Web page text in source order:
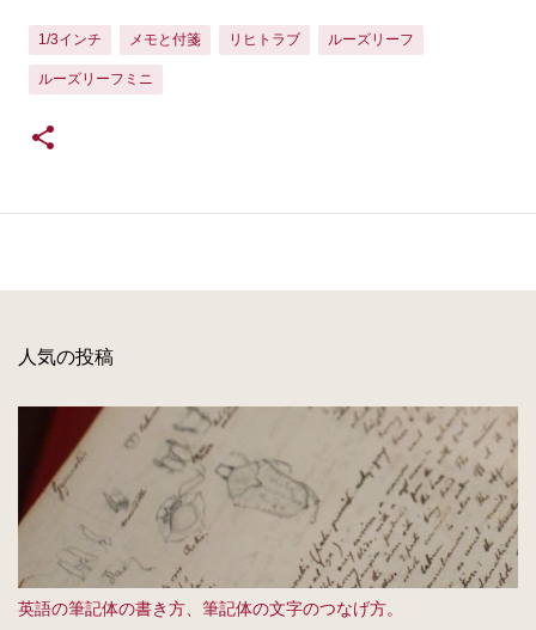
1/3インチ メモと付箋 リヒトラブ ルーズリーフ
ルーズリーフミニ
人気の投稿
英語の筆記体の書き方、筆記体の文字のつなげ方。